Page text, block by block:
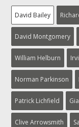
David Bailey
David Montgomery
William Helburn
Norman Parkinson
Patrick Lichfield
Clive Arrowsmith